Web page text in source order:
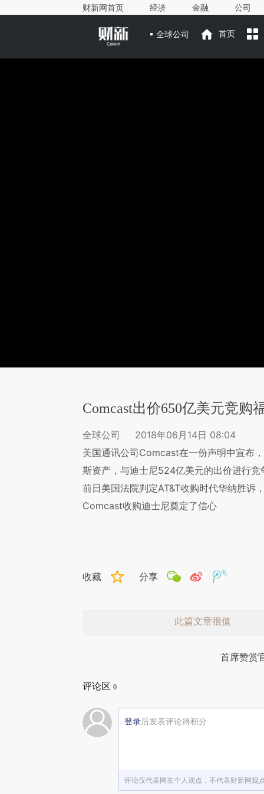
财新网首页 经济 金融 公司
全球公司 首页
Comcast出价650亿美元竞购
全球公司
2018年06月14日 08:04
美国通讯公司Comcast在一份声明中宣布
斯资产，与迪士尼524亿美元的出价进行
前日美国法院判定AT&T收购时代华纳胜诉
Comcast收购迪士尼奠定了信心
收藏 分享
此篇文章很值
首席赞赏
评论区 0
登录后发表评论得积分
评论仅代表网友个人观点，不代表财新网观